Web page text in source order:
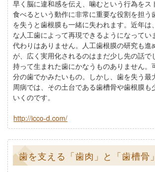
早く脳に違和感を伝え、噛むという行為をス
食べるという動作に非常に重要な役割を担う
を失うと歯根膜も一緒に失われます。近年は
な人工歯によって再現できるようになってい
代わりはありません。人工歯根膜の研究も進
が、広く実用化されるのはまだ少し先の話で
持って生まれた歯にかなうものありません。
分の歯でかみたいもの。しかし、歯を失う最
周病では、その土台である歯槽骨や歯根膜も
いくのです。
http://icco-d.com/
歯を支える「歯肉」と「歯槽骨」